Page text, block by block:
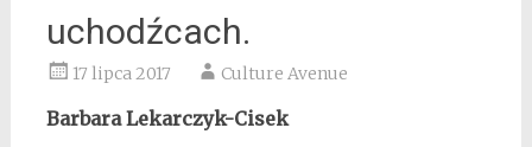
uchodźcach.
17 lipca 2017 Culture Avenue
Barbara Lekarczyk-Cisek